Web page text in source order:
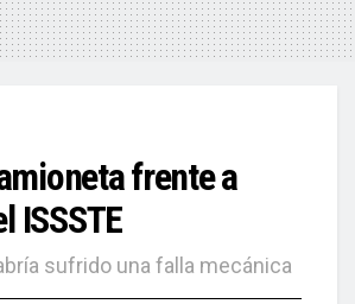
frente a
ISSSTE
sufrido una falla mecánica